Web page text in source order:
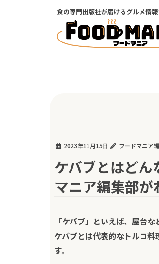
食の専門出版社が届けるグルメ情
2023年11月15日 フードマニア
ケバブとはど
マニア編集部
「ケバブ」といえば、屋台
ケバブとは代表的なトルコ
す。